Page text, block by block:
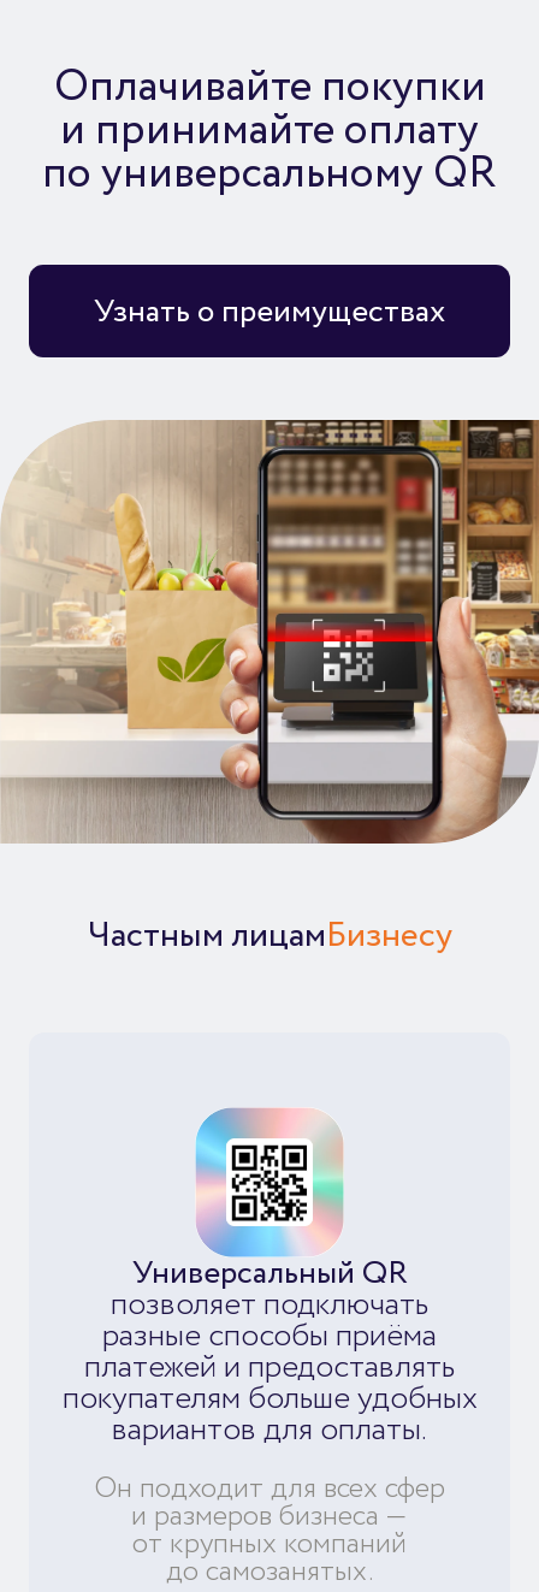
Оплачивайте покупки
и принимайте оплату
по универсальному QR
Узнать о преимуществах
Частным лицамБизнесу
Универсальный QR
позволяет подключать
разные способы приёма
платежей и предоставлять
покупателям больше удобных
вариантов для оплаты.
Он подходит для всех сфер
и размеров бизнеса —
от крупных компаний
до самозанятых.